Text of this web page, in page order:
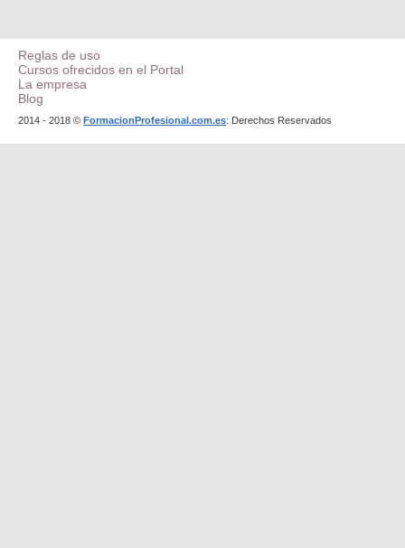
Reglas de uso
Cursos ofrecidos en el Portal
La empresa
Blog
2014 - 2018 © FormacionProfesional.com.es: Derechos Reservados